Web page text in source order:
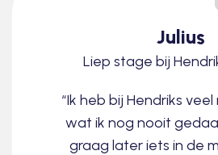
Julius
Liep stage bij
“Ik heb bij Hendriks
wat ik nog nooit
graag later iets in de